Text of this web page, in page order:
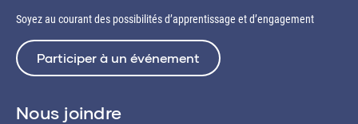
Soyez au courant des possibilités d’apprentissage et d’engagement
Participer à un événement
Nous joindre